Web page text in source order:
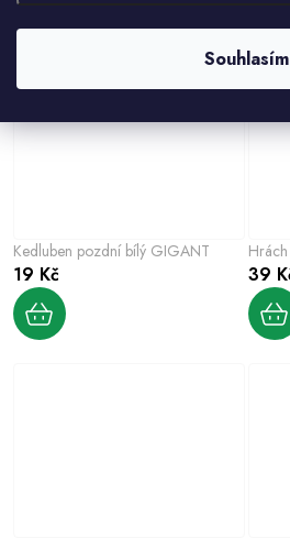
Souhlasím
Kedluben pozdní bílý GIGANT
19 Kč 39